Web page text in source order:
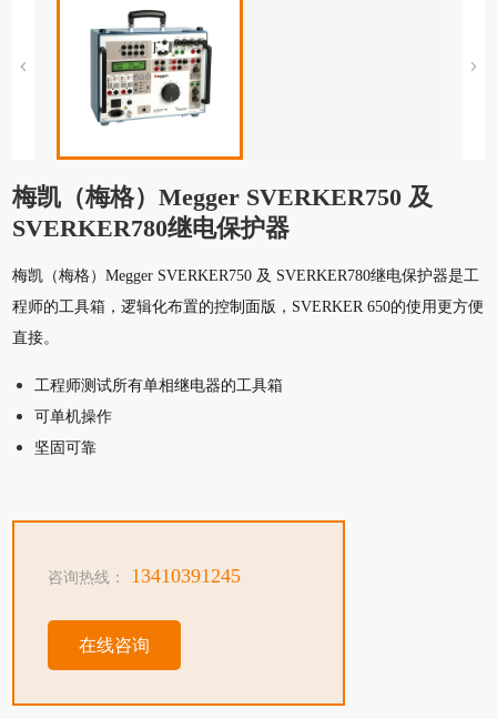
梅凯（梅格）Megger SVERKER750 及
SVERKER780继电保护器
梅凯（梅格）Megger SVERKER750 及 SVERKER780继电保护器是工
程师的工具箱，逻辑化布置的控制面版，SVERKER 650的使用更方便
直接。
工程师测试所有单相继电器的工具箱
可单机操作
坚固可靠
咨询热线： 13410391245
在线咨询